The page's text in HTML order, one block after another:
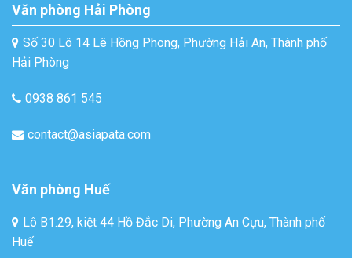
Văn phòng Hải Phòng
Số 30 Lô 14 Lê Hồng Phong, Phường Hải An, Thành phố
Hải Phòng
0938 861 545
contact@asiapata.com
Văn phòng Huế
Lô B1.29, kiệt 44 Hồ Đắc Di, Phường An Cựu, Thành phố
Huế